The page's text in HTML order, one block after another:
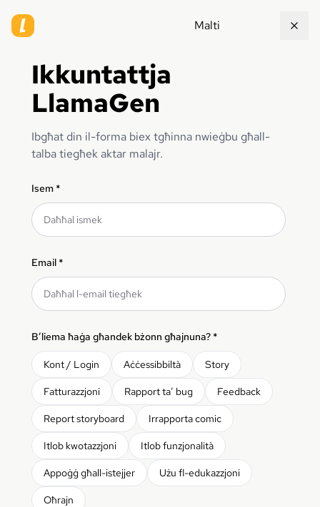
Malti
Ikkuntattja
LlamaGen
Ibgħat din il-forma biex tgħinna nwieġbu għall-
talba tiegħek aktar malajr.
Isem *
Email *
B’liema ħaġa għandek bżonn għajnuna? *
Kont / Login Aċċessibbiltà Story
Fatturazzjoni Rapport ta’ bug Feedback
Report storyboard Irrapporta comic
Itlob kwotazzjoni Itlob funzjonalità
Appoġġ għall-istejjer Użu fl-edukazzjoni
Oħrajn